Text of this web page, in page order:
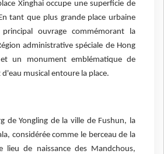
Xinghai occupe une superficie de
tant que plus grande place urbaine
ouvrage commémorant la
administrative spéciale de Hong
un monument emblématique de
musical entoure la place.
de Yongling de la ville de Fushun, la
considérée comme le berceau de la
lieu de naissance des Mandchous,